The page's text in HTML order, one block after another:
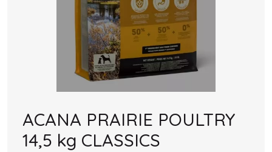
ACANA PRAIRIE POULTRY
14,5 kg CLASSICS